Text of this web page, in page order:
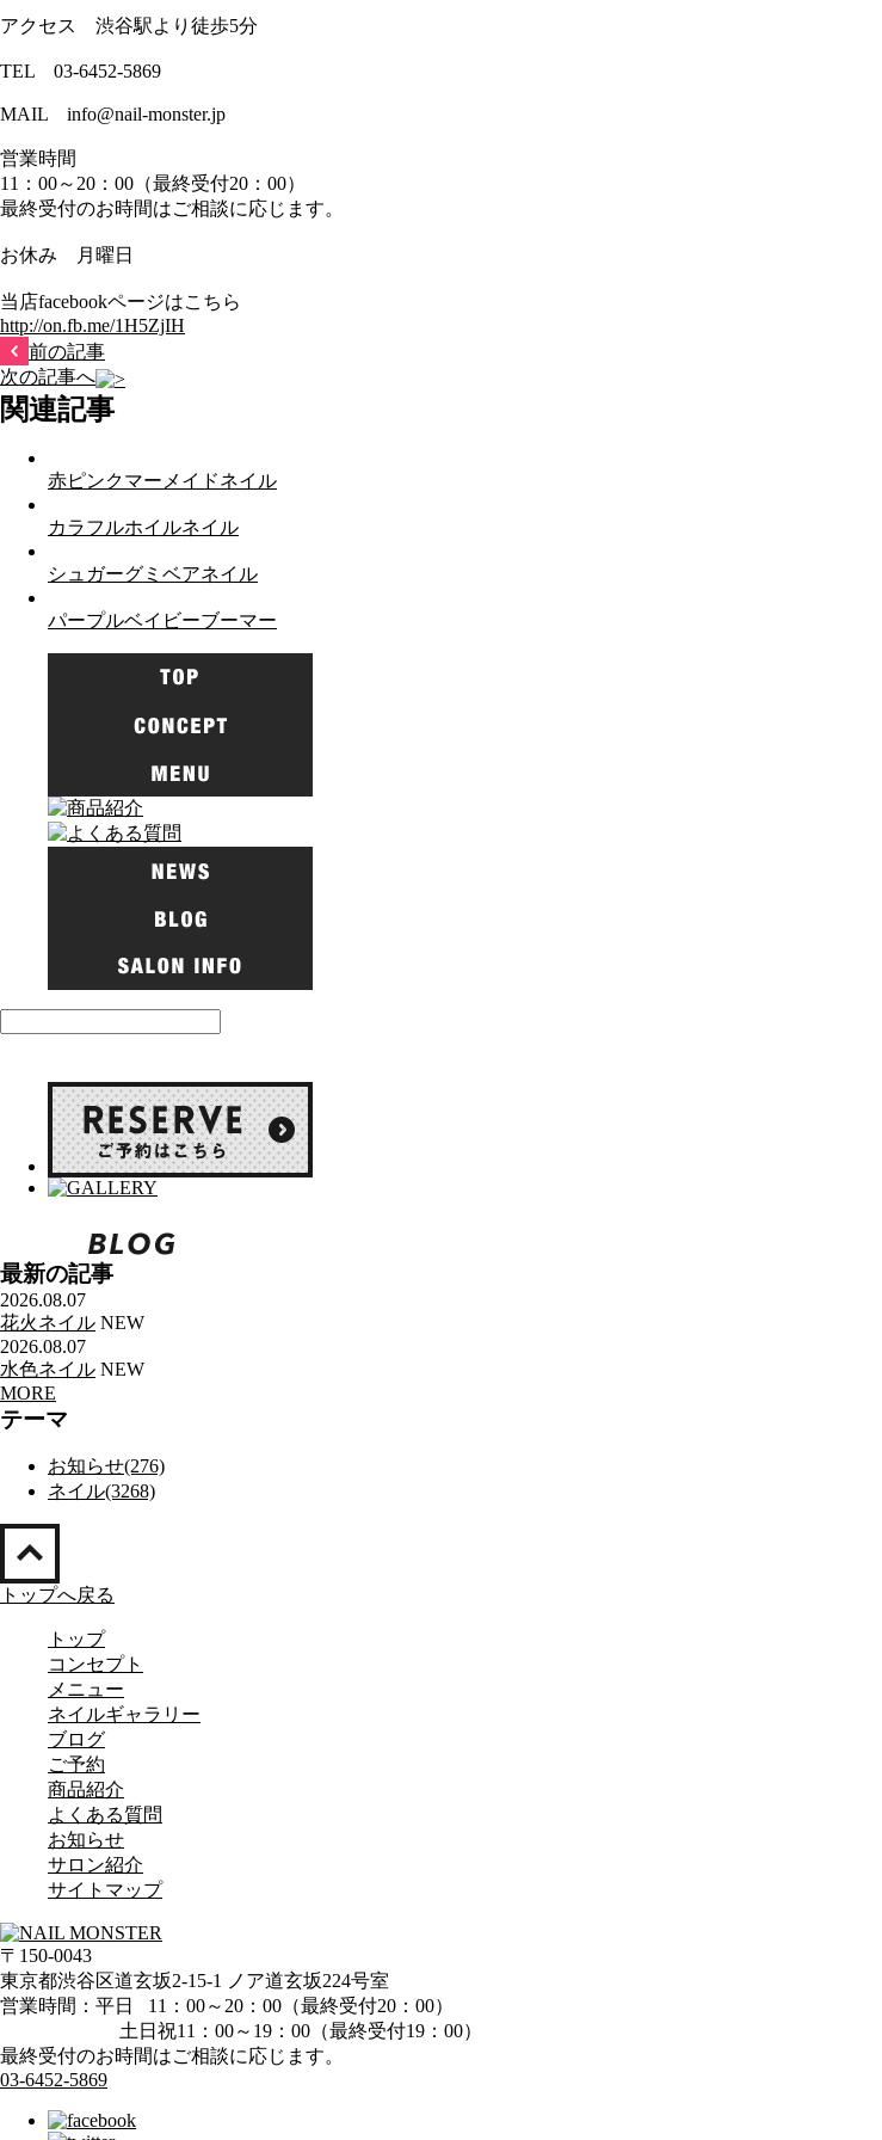
アクセス 渋谷駅より徒歩5分
TEL 03-6452-5869
MAIL info@nail-monster.jp
営業時間
11：00～20：00（最終受付20：00）
最終受付のお時間はご相談に応じます。
お休み 月曜日
当店facebookページはこちら
http://on.fb.me/1H5ZjIH
前の記事
次の記事へ
関連記事
赤ピンクマーメイドネイル
カラフルホイルネイル
シュガーグミベアネイル
パープルベイビーブーマー
最新の記事
2026.08.07
花火ネイル NEW
2026.08.07
水色ネイル NEW
MORE
テーマ
お知らせ(276)
ネイル(3268)
トップへ戻る
トップ
コンセプト
メニュー
ネイルギャラリー
ブログ
ご予約
商品紹介
よくある質問
お知らせ
サロン紹介
サイトマップ
〒150-0043
東京都渋谷区道玄坂2-15-1 ノア道玄坂224号室
営業時間：平日 11：00～20：00（最終受付20：00）
土日祝11：00～19：00（最終受付19：00）
最終受付のお時間はご相談に応じます。
03-6452-5869